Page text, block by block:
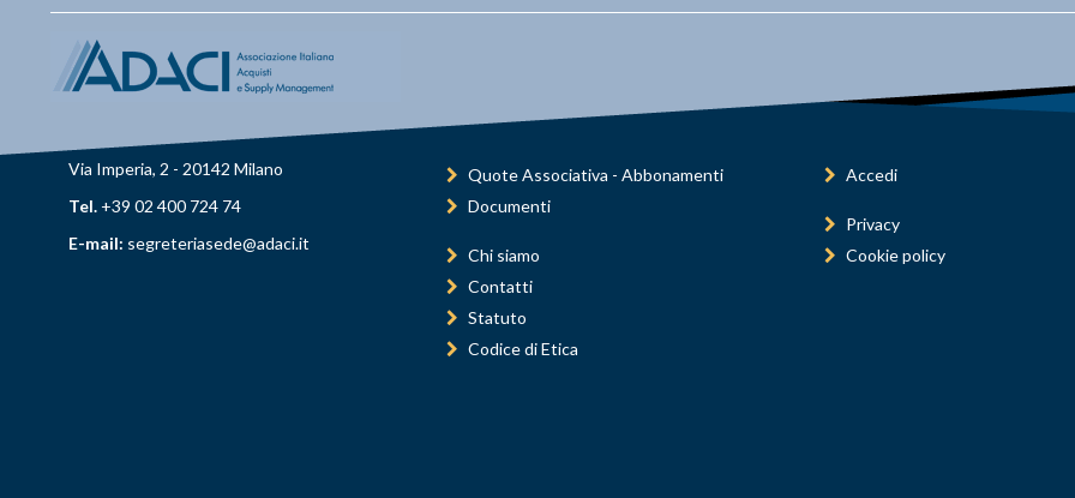
Via Imperia, 2 - 20142 Milano
Tel. +39 02 400 724 74
E-mail: segreteriasede@adaci.it
Quote Associativa - Abbonamenti
Documenti
Chi siamo
Contatti
Statuto
Codice di Etica
Accedi
Privacy
Cookie policy